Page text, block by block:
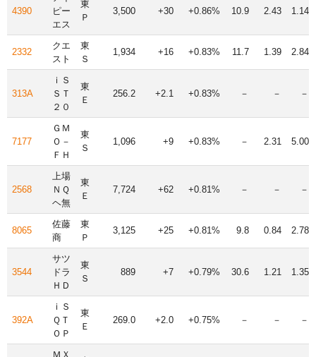
4390
ピー
エス
東
Ｐ
3,500 +30 +0.86% 10.9 2.43 1.14
2332
クエ
スト
東
Ｓ
1,934 +16 +0.83% 11.7 1.39 2.84
313A
ｉＳ
ＳＴ
２０
東
Ｅ
256.2 +2.1 +0.83% － － －
7177
ＧＭ
Ｏ－
ＦＨ
東
Ｓ
1,096 +9 +0.83% － 2.31 5.00
2568
上場
ＮＱ
ヘ無
東
Ｅ
7,724 +62 +0.81% － － －
8065
佐藤
商
東
Ｐ
3,125 +25 +0.81% 9.8 0.84 2.78
3544
サツ
ドラ
ＨＤ
東
Ｓ
889 +7 +0.79% 30.6 1.21 1.35
392A
ｉＳ
ＱＴ
ＯＰ
東
Ｅ
269.0 +2.0 +0.75% － － －
ＭＸ